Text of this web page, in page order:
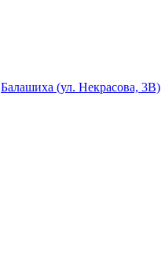
Балашиха (ул. Некрасова, 3В)